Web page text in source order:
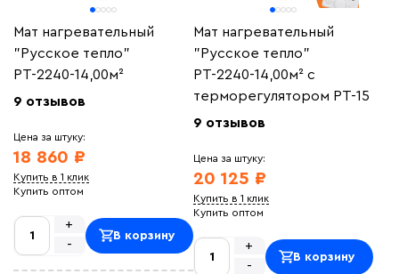
Мат нагревательный
"Русское тепло"
РТ-2240-14,00м²
9 отзывов
Цена за штуку:
18 860 ₽
Купить в 1 клик
Купить оптом
-
+
В корзину
Мат нагревательный
"Русское тепло"
РТ-2240-14,00м² с
терморегулятором РТ-15
9 отзывов
Цена за штуку:
20 125 ₽
Купить в 1 клик
Купить оптом
-
+
В корзину